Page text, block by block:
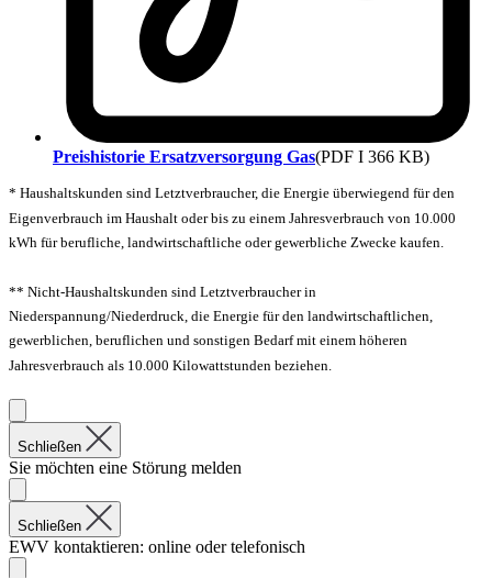
Preishistorie Ersatzversorgung Gas(PDF I 366 KB)
* Haushaltskunden sind Letztverbraucher, die Energie überwiegend für den
Eigenverbrauch im Haushalt oder bis zu einem Jahresverbrauch von 10.000
kWh für berufliche, landwirtschaftliche oder gewerbliche Zwecke kaufen.
** Nicht-Haushaltskunden sind Letztverbraucher in
Niederspannung/Niederdruck, die Energie für den landwirtschaftlichen,
gewerblichen, beruflichen und sonstigen Bedarf mit einem höheren
Jahresverbrauch als 10.000 Kilowattstunden beziehen.
Schließen
Sie möchten eine Störung melden
Schließen
EWV kontaktieren: online oder telefonisch